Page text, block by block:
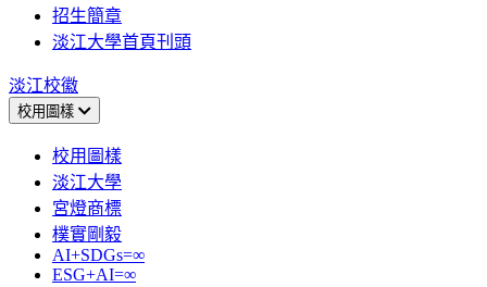
招生簡章
淡江大學首頁刊頭
淡江校徽
校用圖樣
校用圖樣
淡江大學
宮燈商標
樸實剛毅
AI+SDGs=∞
ESG+AI=∞